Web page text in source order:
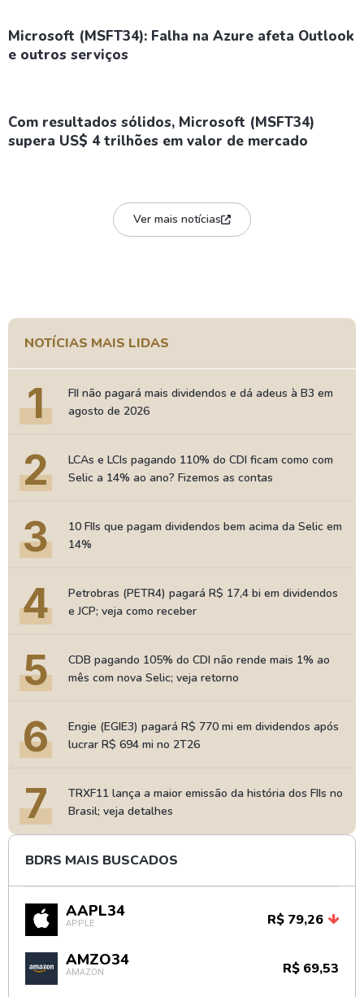
Microsoft (MSFT34): Falha na Azure afeta Outlook
e outros serviços
Com resultados sólidos, Microsoft (MSFT34)
supera US$ 4 trilhões em valor de mercado
Ver mais notícias
NOTÍCIAS MAIS LIDAS
1
FII não pagará mais dividendos e dá adeus à B3 em
agosto de 2026
2
LCAs e LCIs pagando 110% do CDI ficam como com
Selic a 14% ao ano? Fizemos as contas
3
10 FIIs que pagam dividendos bem acima da Selic em
14%
4
Petrobras (PETR4) pagará R$ 17,4 bi em dividendos
e JCP; veja como receber
5
CDB pagando 105% do CDI não rende mais 1% ao
mês com nova Selic; veja retorno
6
Engie (EGIE3) pagará R$ 770 mi em dividendos após
lucrar R$ 694 mi no 2T26
7
TRXF11 lança a maior emissão da história dos FIIs no
Brasil; veja detalhes
BDRS MAIS BUSCADOS
AAPL34
APPLE R$ 79,26
AMZO34
AMAZON R$ 69,53